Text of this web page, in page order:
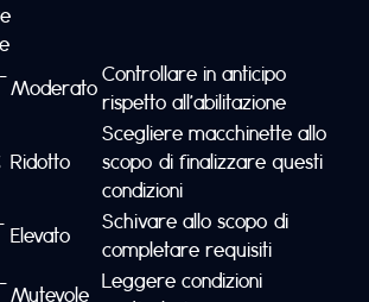
Moderato
Controllare in anticipo
rispetto all’abilitazione
Ridotto
Scegliere macchinette allo
scopo di finalizzare questi
condizioni
Elevato
Schivare allo scopo di
completare requisiti
Mutevole
Leggere condizioni